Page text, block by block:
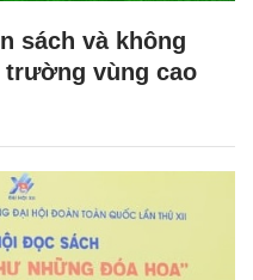
sách và không
trường vùng cao